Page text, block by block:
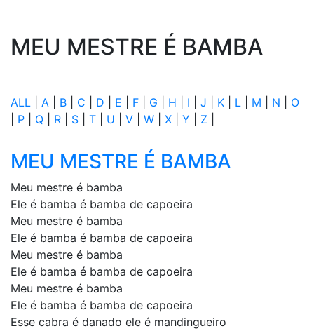
MEU MESTRE É BAMBA
ALL A B C D E F G H I J K L M N
O
P Q R S T U V W X Y Z
MEU MESTRE É BAMBA
Meu mestre é bamba
Ele é bamba é bamba de capoeira
Meu mestre é bamba
Ele é bamba é bamba de capoeira
Meu mestre é bamba
Ele é bamba é bamba de capoeira
Meu mestre é bamba
Ele é bamba é bamba de capoeira
Esse cabra é danado ele é mandingueiro